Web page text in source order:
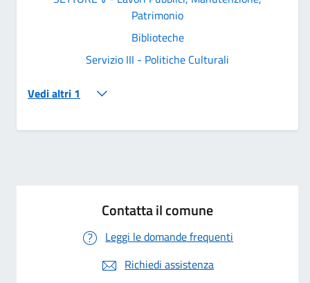
Patrimonio
Biblioteche
Servizio III - Politiche Culturali
Vedi altri 1
Contatta il comune
Leggi le domande frequenti
Richiedi assistenza